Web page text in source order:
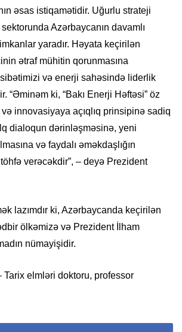
əsas istiqamətidir. Uğurlu strateji
Azərbaycanın davamlı
yaradır. Həyata keçirilən
ətraf mühitin qorunmasına
və enerji sahəsində liderlik
“Əminəm ki, “Bakı Enerji Həftəsi” öz
innovasiyaya açıqlıq prinsipinə sadiq
dialoqun dərinləşməsinə, yeni
və faydalı əməkdaşlığın
verəcəkdir”, – deyə Prezident
lazımdır ki, Azərbaycanda keçirilən
ölkəmizə və Prezident İlham
nümayişidir.
Tarix elmləri doktoru, professor